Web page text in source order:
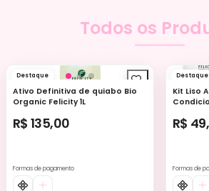
Todos os
Destaque
Ativo Definitiva de quiabo Bio
Organic Felicity 1L
R$ 135,00
Formas de pagamento
Destaque
Kit Liso
R$
Formas de